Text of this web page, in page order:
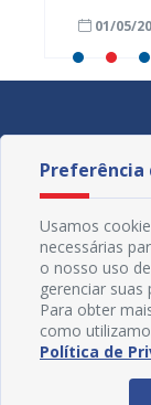
01/05/
Preferência
Usamos
necessárias
o nosso uso
gerenciar suas
Para obter
como
Política de